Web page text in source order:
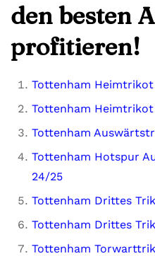
den besten
profitieren!
Tottenham
Tottenham
Tottenham
Tottenham Hotspur
24/25
Tottenham Drittes
Tottenham Drittes
Tottenham